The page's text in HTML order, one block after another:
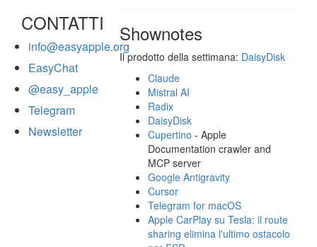
CONTATTI
info@easyapple.org
EasyChat
@easy_apple
Telegram
Newsletter
Shownotes
Il prodotto della settimana: DaisyDisk
Claude
Mistral AI
Radix
DaisyDisk
Cupertino - Apple
Documentation crawler and
MCP server
Google Antigravity
Cursor
Telegram for macOS
Apple CarPlay su Tesla: il route
sharing elimina l'ultimo ostacolo